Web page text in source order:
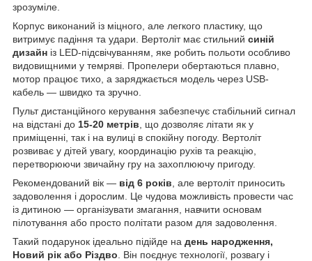
зрозуміле.
Корпус виконаний із міцного, але легкого пластику, що
витримує падіння та удари. Вертоліт має стильний синій
дизайн із LED-підсвічуванням, яке робить польоти особливо
видовищними у темряві. Пропелери обертаються плавно,
мотор працює тихо, а заряджається модель через USB-
кабель — швидко та зручно.
Пульт дистанційного керування забезпечує стабільний сигнал
на відстані до 15-20 метрів , що дозволяє літати як у
приміщенні, так і на вулиці в спокійну погоду. Вертоліт
розвиває у дітей увагу, координацію рухів та реакцію,
перетворюючи звичайну гру на захоплюючу пригоду.
Рекомендований вік — від 6 років , але вертоліт приносить
задоволення і дорослим. Це чудова можливість провести час
із дитиною — організувати змагання, навчити основам
пілотування або просто політати разом для задоволення.
Такий подарунок ідеально підійде на день народження,
Новий рік або Різдво . Він поєднує технології, розвагу і